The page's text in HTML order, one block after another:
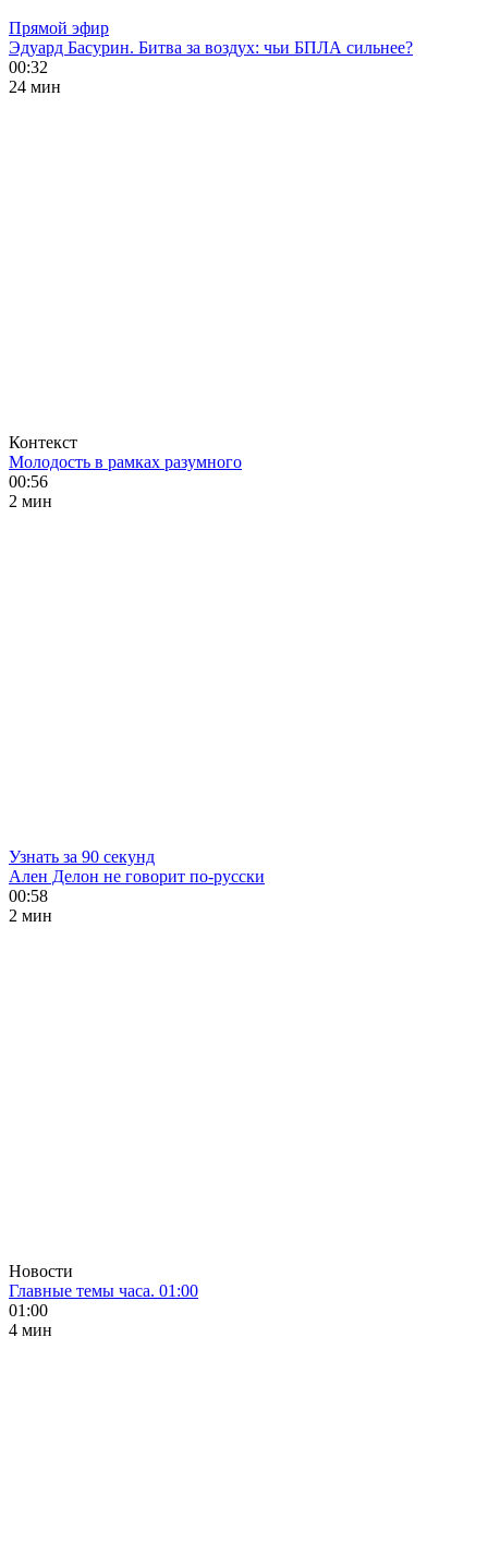
Прямой эфир
Эдуард Басурин. Битва за воздух: чьи БПЛА сильнее?
00:32
24 мин
Контекст
Молодость в рамках разумного
00:56
2 мин
Узнать за 90 секунд
Ален Делон не говорит по-русски
00:58
2 мин
Новости
Главные темы часа. 01:00
01:00
4 мин